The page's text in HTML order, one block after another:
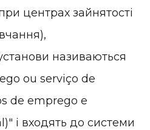
центрах зайнятості
називаються
ou serviço de
de emprego e
і входять до системи